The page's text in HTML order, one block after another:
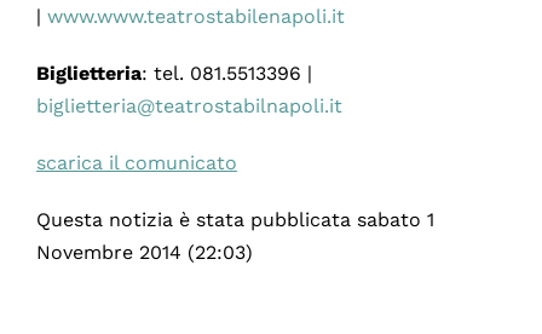
| www.www.teatrostabilenapoli.it
Biglietteria: tel. 081.5513396 |
biglietteria@teatrostabilnapoli.it
scarica il comunicato
Questa notizia è stata pubblicata sabato 1
Novembre 2014 (22:03)